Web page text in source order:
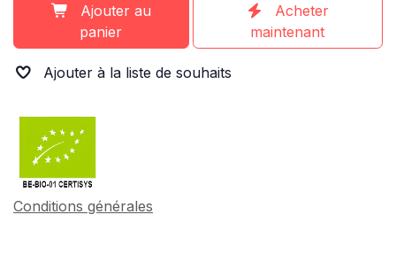
Ajouter au
panier
Acheter
maintenant
Ajouter à la liste de souhaits
Conditions générales